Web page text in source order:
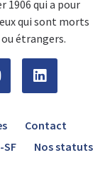
1906 qui a pour
qui sont morts
étrangers.
Contact
SF Nos statuts